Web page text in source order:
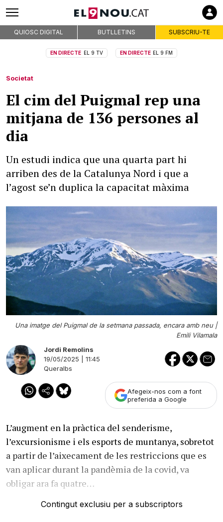
QUIOSC DIGITAL BUTLLETINS SUBSCRIU-TE
EN DIRECTE EL 9 TV EN DIRECTE EL 9 FM
Societat
El cim del Puigmal rep una
mitjana de 136 persones al
dia
Un estudi indica que una quarta part hi
arriben des de la Catalunya Nord i que a
l’agost se’n duplica la capacitat màxima
Una imatge del Puigmal de la setmana passada, encara amb neu |
Emili Vilamala
Jordi Remolins
19/05/2025 | 11:45
Queralbs
Afegeix-nos com a font
preferida a Google
L’augment en la pràctica del senderisme,
l’excursionisme i els esports de muntanya, sobretot
a partir de l’aixecament de les restriccions que es
van aplicar durant la pandèmia de la covid, va
obligar ara fa quatre…
Contingut exclusiu per a subscriptors